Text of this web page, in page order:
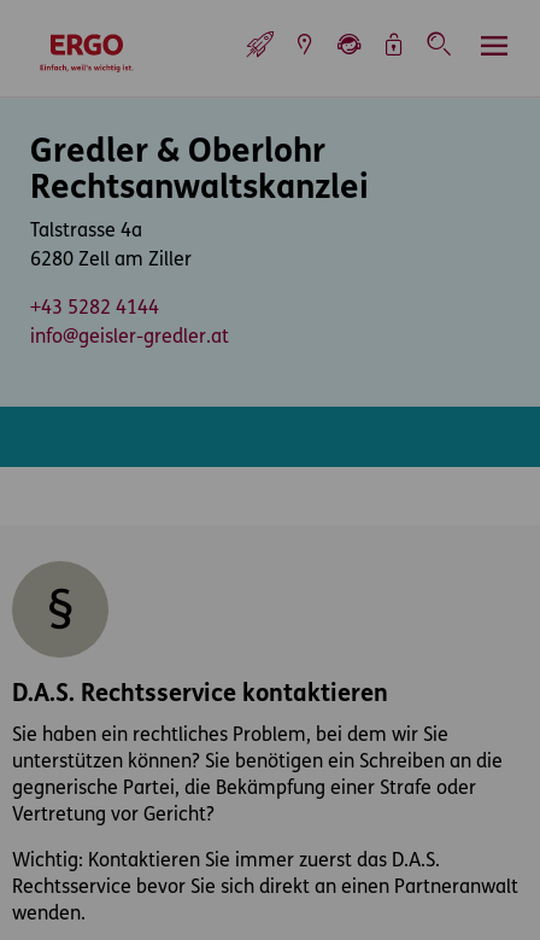
zur Startseite
Gredler & Oberlohr
Rechtsanwaltskanzlei
Talstrasse 4a
6280 Zell am Ziller
+43 5282 4144
info@geisler-gredler.at
D.A.S. Rechtsservice kontaktieren
Sie haben ein rechtliches Problem, bei dem wir Sie
unterstützen können? Sie benötigen ein Schreiben an die
gegnerische Partei, die Bekämpfung einer Strafe oder
Vertretung vor Gericht?
Wichtig: Kontaktieren Sie immer zuerst das D.A.S.
Rechtsservice bevor Sie sich direkt an einen Partneranwalt
wenden.